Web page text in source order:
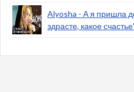
Alyosha - А я пришла
здрасте, какое